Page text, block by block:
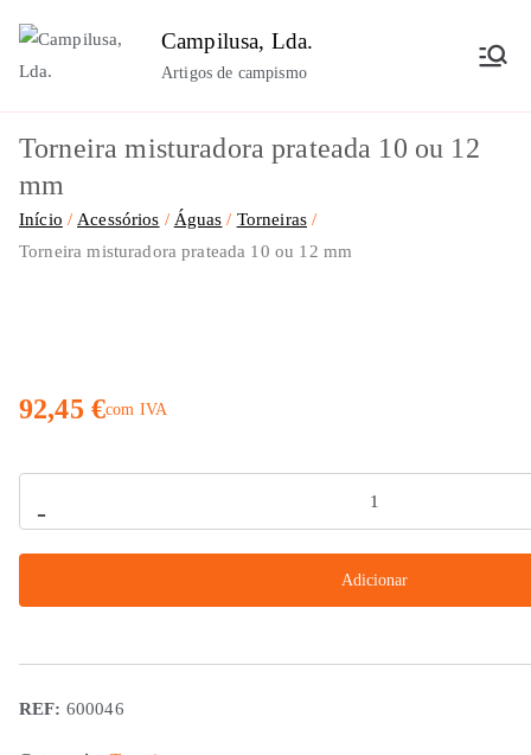
para
conteúdo
Campilusa, Lda.
Artigos de campismo
Torneira misturadora prateada 10 ou 12
mm
Início Acessórios Águas
Torneiras
Torneira misturadora prateada 10 ou 12 mm
92,45 €com IVA
-
Torneira
12
Adicionar
REF: 600046